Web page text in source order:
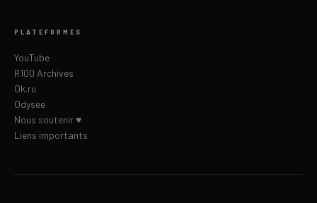
PLATEFORMES
YouTube
R100 Archives
Ok.ru
Odysee
Nous soutenir ♥
Liens importants